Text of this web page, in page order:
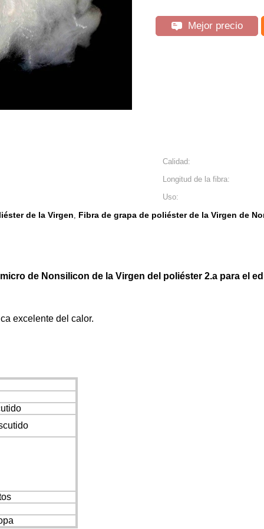
Mejor precio
Calidad:
Longitud de la fibra:
Uso:
de la Virgen, Fibra de grapa de poliéster de la Virgen de
de Nonsilicon de la Virgen del poliéster 2.a para el
excelente del calor.